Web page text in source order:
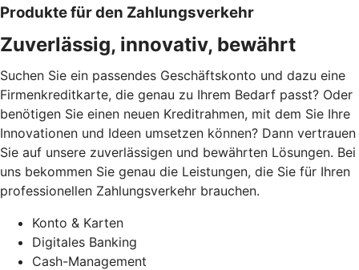
Produkte für den Zahlungsverkehr
Zuverlässig, innovativ, bewährt
Suchen Sie ein passendes Geschäftskonto und dazu eine
Firmenkreditkarte, die genau zu Ihrem Bedarf passt? Oder
benötigen Sie einen neuen Kreditrahmen, mit dem Sie Ihre
Innovationen und Ideen umsetzen können? Dann vertrauen
Sie auf unsere zuverlässigen und bewährten Lösungen. Bei
uns bekommen Sie genau die Leistungen, die Sie für Ihren
professionellen Zahlungsverkehr brauchen.
Konto & Karten
Digitales Banking
Cash-Management